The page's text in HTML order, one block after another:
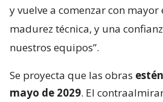
y vuelve a comenzar con
madurez técnica, y una
nuestros equipos”.
Se proyecta que las obras
mayo de 2029. El